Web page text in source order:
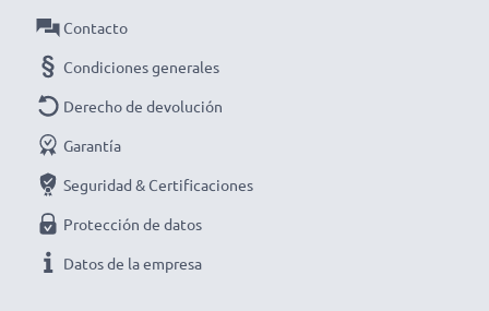
Contacto
Condiciones generales
Derecho de devolución
Garantía
Seguridad & Certificaciones
Protección de datos
Datos de la empresa